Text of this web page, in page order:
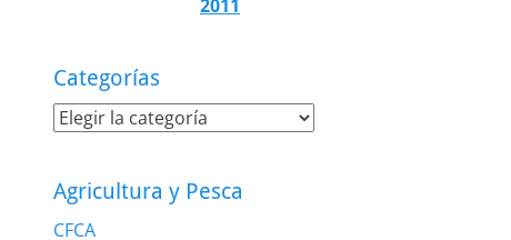
2011
Categorías
Categorías
Agricultura y Pesca
CFCA